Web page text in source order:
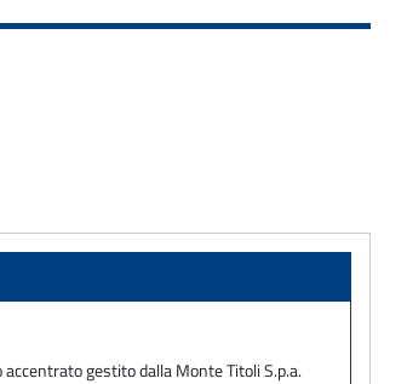
gestito dalla Monte Titoli S.p.a.